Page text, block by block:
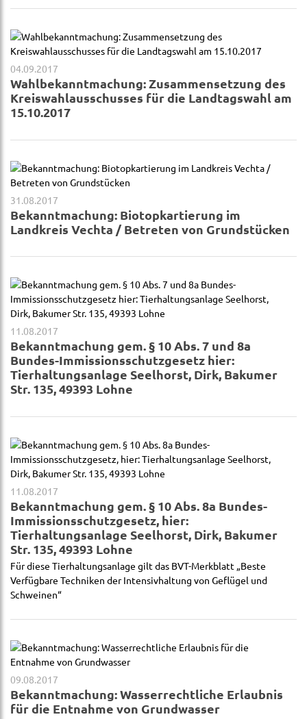
04.09.2017
Wahlbekanntmachung: Zusammensetzung des
Kreiswahlausschusses für die Landtagswahl am
15.10.2017
31.08.2017
Bekanntmachung: Biotopkartierung im
Landkreis Vechta / Betreten von Grundstücken
11.08.2017
Bekanntmachung gem. § 10 Abs. 7 und 8a
Bundes-Immissionsschutzgesetz hier:
Tierhaltungsanlage Seelhorst, Dirk, Bakumer
Str. 135, 49393 Lohne
11.08.2017
Bekanntmachung gem. § 10 Abs. 8a Bundes-
Immissionsschutzgesetz, hier:
Tierhaltungsanlage Seelhorst, Dirk, Bakumer
Str. 135, 49393 Lohne
Für diese Tierhaltungsanlage gilt das BVT-Merkblatt „Beste
Verfügbare Techniken der Intensivhaltung von Geflügel und
Schweinen“
09.08.2017
Bekanntmachung: Wasserrechtliche Erlaubnis
für die Entnahme von Grundwasser